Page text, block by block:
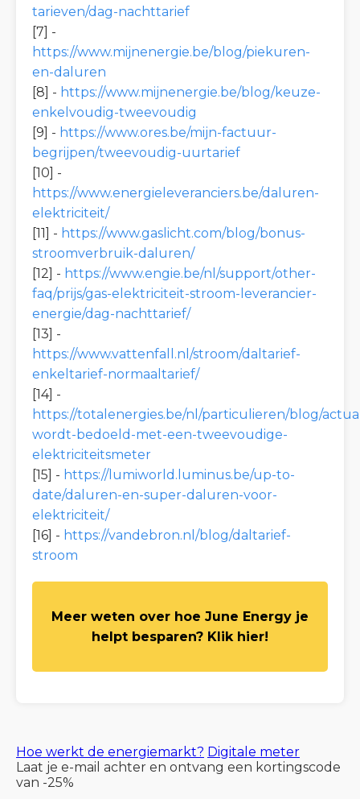
tarieven/dag-nachttarief
[7] -
https://www.mijnenergie.be/blog/piekuren-
en-daluren
[8] - https://www.mijnenergie.be/blog/keuze-
enkelvoudig-tweevoudig
[9] - https://www.ores.be/mijn-factuur-
begrijpen/tweevoudig-uurtarief
[10] -
https://www.energieleveranciers.be/daluren-
elektriciteit/
[11] - https://www.gaslicht.com/blog/bonus-
stroomverbruik-daluren/
[12] - https://www.engie.be/nl/support/other-
faq/prijs/gas-elektriciteit-stroom-leverancier-
energie/dag-nachttarief/
[13] -
https://www.vattenfall.nl/stroom/daltarief-
enkeltarief-normaaltarief/
[14] -
https://totalenergies.be/nl/particulieren/blog/
wordt-bedoeld-met-een-tweevoudige-
elektriciteitsmeter
[15] - https://lumiworld.luminus.be/up-to-
date/daluren-en-super-daluren-voor-
elektriciteit/
[16] - https://vandebron.nl/blog/daltarief-
stroom
Meer weten over hoe June Energy je
helpt besparen? Klik hier!
Hoe werkt de energiemarkt? Digitale meter
Laat je e-mail achter en ontvang een kortingscode
van -25%